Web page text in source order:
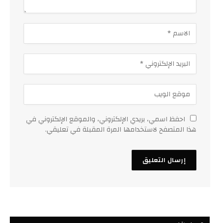
احفظ اسمي، بريدي الإلكتروني، والموقع الإلكتروني في
هذا المتصفح لاستخدامها المرة المقبلة في تعليقي.